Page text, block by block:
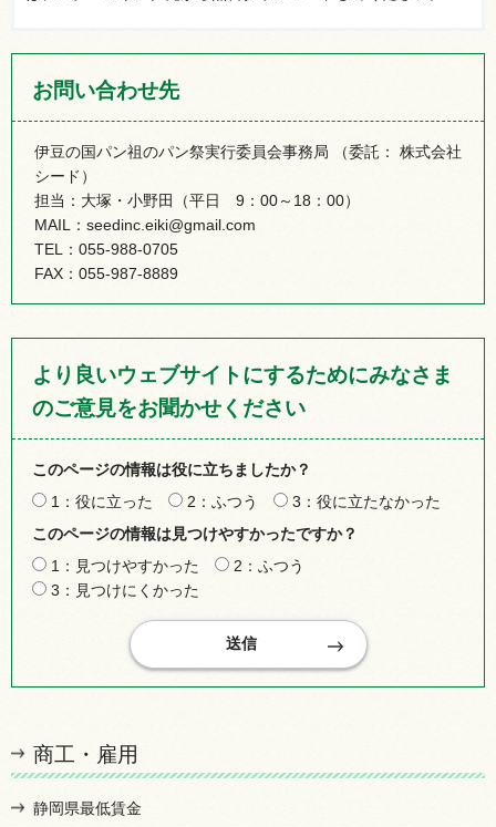
お問い合わせ先
伊豆の国パン祖のパン祭実行委員会事務局 （委託： 株式会社
シード）
担当：大塚・小野田（平日 9：00～18：00）
MAIL：seedinc.eiki@gmail.com
TEL：055-988-0705
FAX：055-987-8889
より良いウェブサイトにするためにみなさま
のご意見をお聞かせください
このページの情報は役に立ちましたか？
1：役に立った
2：ふつう
3：役に立たなかった
このページの情報は見つけやすかったですか？
1：見つけやすかった
2：ふつう
3：見つけにくかった
商工・雇用
静岡県最低賃金